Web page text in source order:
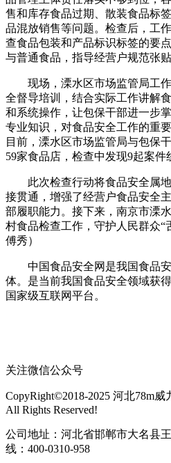
售和库存食品过期、散装食品标
品混放销售等问题。检查后，工
查食品包装和产品标识标签的要
与普通食品，指导经营户规范张
现场，溧水区市场监管局工作
全督导培训，结合实际工作讲解
和系统操作，让包保干部进一步
专业知识，对食品安全工作的重
目前，溧水区市场监管局与包保
59家食品店，检查中发现9起案件
此次检查行动将食品安全属地
接贯通，增强了经营户食品安全
部履职能力。接下来，南京市溧
村食品检查工作，守护人民群众“
傅秀）
中国食品安全网是我国食品安
体。是当前我国食品安全领域获
国家级互联网平台。
关注微信公众号
CopyRight©2018-2025 河北78m
All Rights Reserved!
公司地址：河北省邯郸市大名县
线：400-0310-958